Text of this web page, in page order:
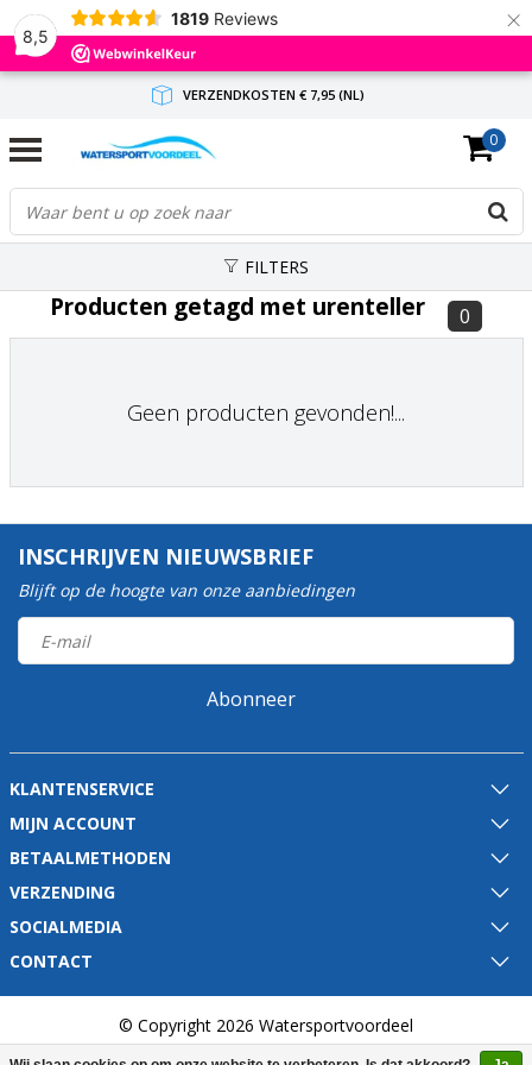
8,5
1819 Reviews ×
VERZENDKOSTEN € 7,95 (NL)
GRATIS VERZENDING(NL) VANAF € 65,-
BINNEN 1-3 WERKDAGEN ANTWOORD
0
FILTERS
Producten getagd met urenteller 0
Geen producten gevonden!...
INSCHRIJVEN NIEUWSBRIEF
Blijft op de hoogte van onze aanbiedingen
Abonneer
KLANTENSERVICE
MIJN ACCOUNT
BETAALMETHODEN
VERZENDING
SOCIALMEDIA
CONTACT
© Copyright 2026 Watersportvoordeel